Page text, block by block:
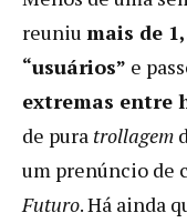
reuniu mais de
“usuários” e
extremas entre
de pura trollagem
um prenúncio de
Futuro. Há ainda